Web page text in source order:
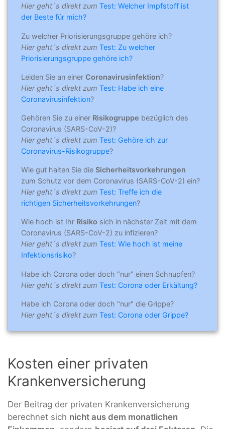
Hier geht´s direkt zum Test: Welcher Impfstoff ist
der Beste für mich?
Zu welcher Priorisierungsgruppe gehöre ich?
Hier geht´s direkt zum Test: Zu welcher
Priorisierungsgruppe gehöre ich?
Leiden Sie an einer Coronavirusinfektion?
Hier geht´s direkt zum Test: Habe ich eine
Coronavirusinfektion?
Gehören Sie zu einer Risikogruppe bezüglich des
Coronavirus (SARS-CoV-2)?
Hier geht´s direkt zum Test: Gehöre ich zur
Coronavirus-Risikogruppe?
Wie gut halten Sie die Sicherheitsvorkehrungen
zum Schutz vor dem Coronavirus (SARS-CoV-2) ein?
Hier geht´s direkt zum Test: Treffe ich die
richtigen Sicherheitsvorkehrungen?
Wie hoch ist Ihr Risiko sich in nächster Zeit mit dem
Coronavirus (SARS-CoV-2) zu infizieren?
Hier geht´s direkt zum Test: Wie hoch ist meine
Infektionsrisiko?
Habe ich Corona oder doch "nur" einen Schnupfen?
Hier geht´s direkt zum Test: Corona oder Erkältung?
Habe ich Corona oder doch "nur" die Grippe?
Hier geht´s direkt zum Test: Corona oder Grippe?
Kosten einer privaten
Krankenversicherung
Der Beitrag der privaten Krankenversicherung
berechnet sich nicht aus dem monatlichen